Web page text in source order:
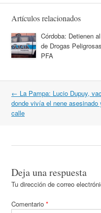
Artículos relacionados
Córdoba: Detienen
de Drogas
PFA
Navegación
por
artículos
← La Pampa: Lucio Dupuy,
donde vivía el nene
calle
Deja una respuesta
Tu dirección de correo
Comentario *